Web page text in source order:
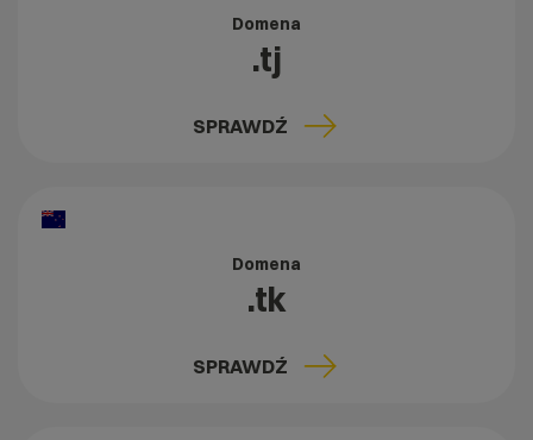
Domena
.tj
SPRAWDŹ
Domena
.tk
SPRAWDŹ